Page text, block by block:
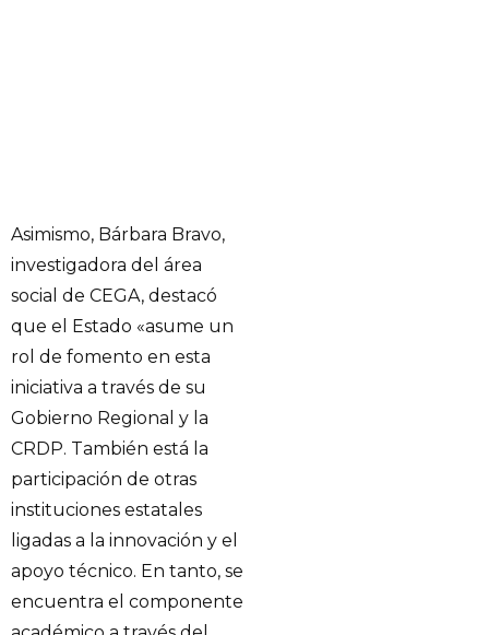
Asimismo, Bárbara Bravo,
investigadora del área
social de CEGA, destacó
que el Estado «asume un
rol de fomento en esta
iniciativa a través de su
Gobierno Regional y la
CRDP. También está la
participación de otras
instituciones estatales
ligadas a la innovación y el
apoyo técnico. En tanto, se
encuentra el componente